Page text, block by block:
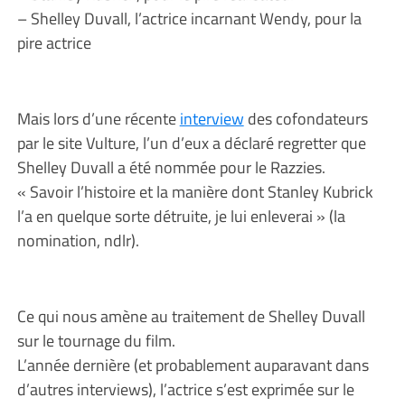
– Shelley Duvall, l’actrice incarnant Wendy, pour la
pire actrice
Mais lors d’une récenteinterview des cofondateurs
par le site Vulture, l’un d’eux a déclaré regretter que
Shelley Duvall a été nommée pour le Razzies.
« Savoir l’histoire et la manière dont Stanley Kubrick
l’a en quelque sorte détruite, je lui enleverai » (la
nomination, ndlr).
Ce qui nous amène au traitement de Shelley Duvall
sur le tournage du film.
L’année dernière (et probablement auparavant dans
d’autres interviews), l’actrice s’est exprimée sur le